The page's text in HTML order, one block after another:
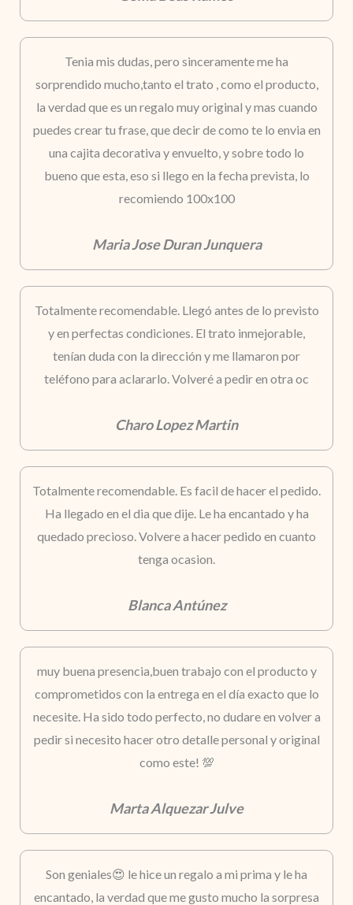
Tenia mis dudas, pero sinceramente me ha
sorprendido mucho,tanto el trato , como el producto,
la verdad que es un regalo muy original y mas cuando
puedes crear tu frase, que decir de como te lo envia en
una cajita decorativa y envuelto, y sobre todo lo
bueno que esta, eso si llego en la fecha prevista, lo
recomiendo 100x100
Maria Jose Duran Junquera
Totalmente recomendable. Llegó antes de lo previsto
y en perfectas condiciones. El trato inmejorable,
tenían duda con la dirección y me llamaron por
teléfono para aclararlo. Volveré a pedir en otra oc
Charo Lopez Martin
Totalmente recomendable. Es facil de hacer el pedido.
Ha llegado en el dia que dije. Le ha encantado y ha
quedado precioso. Volvere a hacer pedido en cuanto
tenga ocasion.
Blanca Antúnez
muy buena presencia,buen trabajo con el producto y
comprometidos con la entrega en el día exacto que lo
necesite. Ha sido todo perfecto, no dudare en volver a
pedir si necesito hacer otro detalle personal y original
como este! 💯
Marta Alquezar Julve
Son geniales😍 le hice un regalo a mi prima y le ha
encantado, la verdad que me gusto mucho la sorpresa